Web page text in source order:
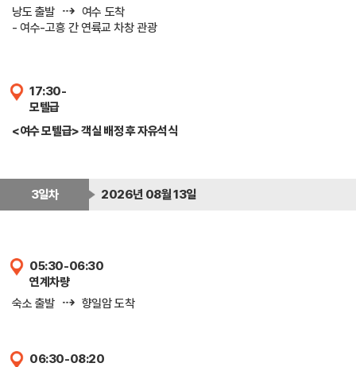
낭도 출발 ⇢ 여수 도착
- 여수-고흥 간 연륙교 차창 관광
17:30-
모텔급
<여수 모텔급> 객실 배정 후 자유석식
3일차 2026년 08월 13일
05:30-06:30
연계차량
숙소 출발 ⇢ 향일암 도착
06:30-08:20